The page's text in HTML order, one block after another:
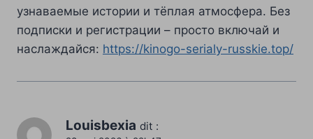
узнаваемые истории и тёплая атмосфера. Без
подписки и регистрации – просто включай и
наслаждайся: https://kinogo-serialy-russkie.top/
Louisbexia dit :